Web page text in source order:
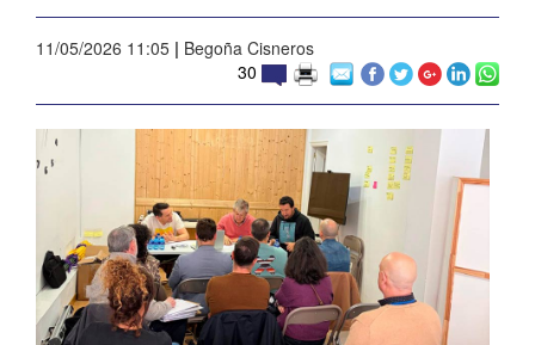
11/05/2026 11:05 | Begoña Cisneros
30